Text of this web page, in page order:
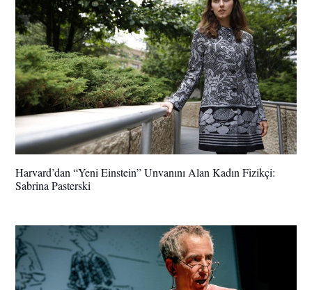
Harvard’dan “Yeni Einstein” Unvanını Alan Kadın Fizikçi:
Sabrina Pasterski